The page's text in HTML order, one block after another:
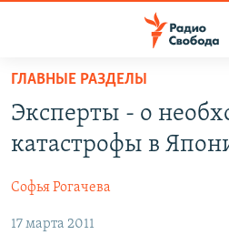
упрощенного
доступа
основному
Вернутся
ПОДКАСТЫ
АВТОРСКИЕ ПРОЕКТЫ
ЦИТАТЫ СВОБОДЫ
МНЕНИЯ
ГЛАВНЫЕ РАЗДЕЛЫ
Эксперты - о
катастрофы в
Софья Рогачева
17 марта 2011